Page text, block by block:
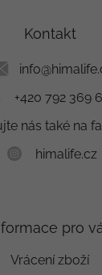
Kontakt
info@
+420 792 369
nás také na
himalife.cz
pro
Vrácení zboží